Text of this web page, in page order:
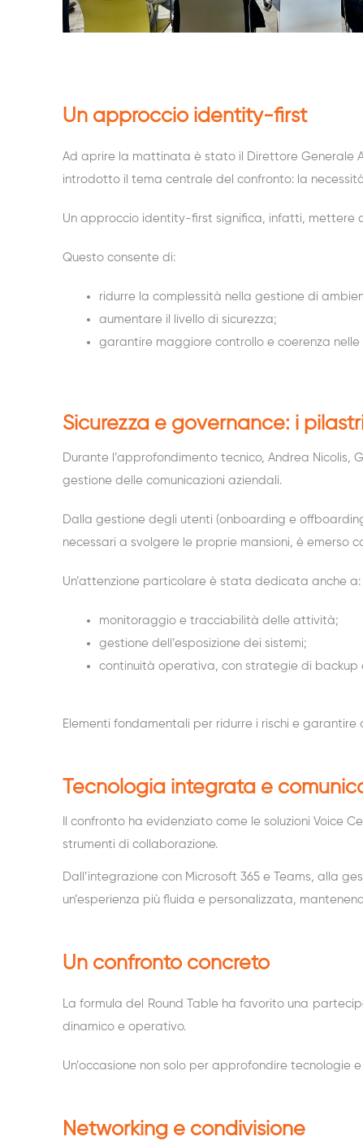
Un approccio identity-first
Ad aprire la mattinata è stato il Direttore Generale
introdotto il tema centrale del confronto: la
Un approccio identity-first significa, infatti, mettere
Questo consente di:
ridurre la complessità nella gestione di
aumentare il livello di sicurezza;
garantire maggiore controllo e coerenza nelle
Sicurezza e governance: i
Durante l’approfondimento tecnico, Andrea Nicolis,
gestione delle comunicazioni aziendali.
Dalla gestione degli utenti (onboarding e
necessari a svolgere le proprie mansioni, è emerso
Un’attenzione particolare è stata dedicata anche a:
monitoraggio e tracciabilità delle attività;
gestione dell’esposizione dei sistemi;
continuità operativa, con strategie di backup
Elementi fondamentali per ridurre i rischi e
Tecnologia integrata e
Il confronto ha evidenziato come le soluzioni Voice
strumenti di collaborazione.
Dall’integrazione con Microsoft 365 e Teams, alla
un’esperienza più fluida e personalizzata,
Un confronto concreto
La formula del Round Tableha favorito una
dinamico e operativo.
Un’occasione non solo per approfondire tecnologie
Networking e condivisione